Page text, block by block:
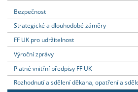
Bezpečnost
Strategické a dlouhodobé záměry
FF UK pro udržitelnost
Výroční zprávy
Platné vnitřní předpisy FF UK
Rozhodnutí a sdělení děkana, opatření a